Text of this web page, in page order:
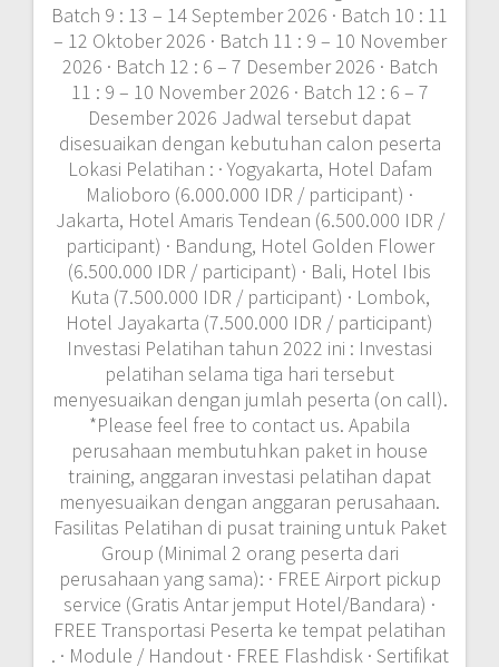
Kuta (7.500.000 IDR / participant) · Lombok,
Hotel Jayakarta (7.500.000 IDR / participant)
Investasi Pelatihan tahun 2022 ini : Investasi
pelatihan selama tiga hari tersebut
menyesuaikan dengan jumlah peserta (on call).
*Please feel free to contact us. Apabila
perusahaan membutuhkan paket in house
training, anggaran investasi pelatihan dapat
menyesuaikan dengan anggaran perusahaan.
Fasilitas Pelatihan di pusat training untuk Paket
Group (Minimal 2 orang peserta dari
perusahaan yang sama): · FREE Airport pickup
service (Gratis Antar jemput Hotel/Bandara) ·
FREE Transportasi Peserta ke tempat pelatihan
. · Module / Handout · FREE Flashdisk · Sertifikat
· FREE Bag or bagpackers (Tas Training) ·
Training Kit (Dokumentasi photo, Blocknote,
ATK, etc) · 2xCoffe Break & 1 Lunch, Dinner ·
FREE Souvenir Exclusive
trainingonline December 29,
2022 0